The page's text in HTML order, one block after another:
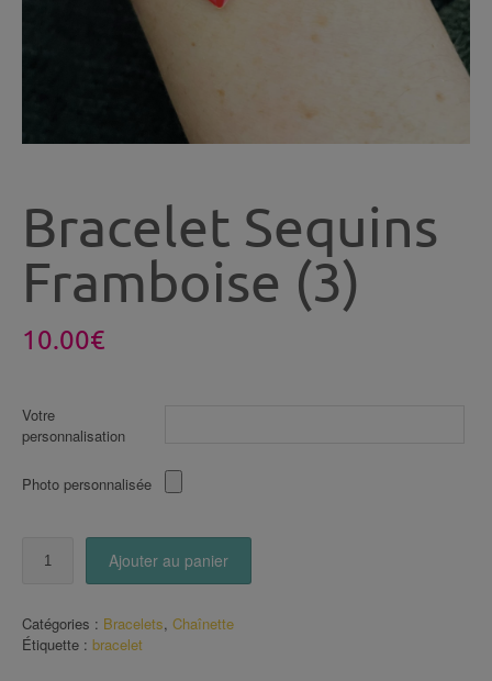
Bracelet Sequins
Framboise (3)
10.00€
Votre
personnalisation
Photo personnalisée
Framboise
(3)
Ajouter au panier
Catégories : Bracelets, Chaînette
Étiquette : bracelet